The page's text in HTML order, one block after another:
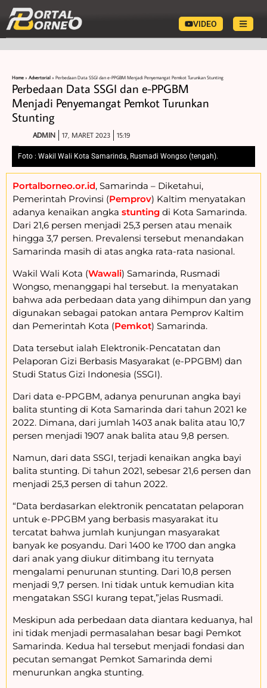
VIDEO
Home » Advertorial » Perbedaan Data SSGI dan e-PPGBM Menjadi Penyemangat Pemkot Turunkan Stunting
Perbedaan Data SSGI dan e-PPGBM
Menjadi Penyemangat Pemkot Turunkan
Stunting
ADMIN 17, MARET 2023 15:19
Foto : Wakil Wali Kota Samarinda, Rusmadi Wongso (tengah).
Portalborneo.or.id, Samarinda – Diketahui,
Pemerintah Provinsi (Pemprov) Kaltim menyatakan
adanya kenaikan angka stunting di Kota Samarinda.
Dari 21,6 persen menjadi 25,3 persen atau menaik
hingga 3,7 persen. Prevalensi tersebut menandakan
Samarinda masih di atas angka rata-rata nasional.
Wakil Wali Kota (Wawali) Samarinda, Rusmadi
Wongso, menanggapi hal tersebut. Ia menyatakan
bahwa ada perbedaan data yang dihimpun dan yang
digunakan sebagai patokan antara Pemprov Kaltim
dan Pemerintah Kota (Pemkot) Samarinda.
Data tersebut ialah Elektronik-Pencatatan dan
Pelaporan Gizi Berbasis Masyarakat (e-PPGBM) dan
Studi Status Gizi Indonesia (SSGI).
Dari data e-PPGBM, adanya penurunan angka bayi
balita stunting di Kota Samarinda dari tahun 2021 ke
2022. Dimana, dari jumlah 1403 anak balita atau 10,7
persen menjadi 1907 anak balita atau 9,8 persen.
Namun, dari data SSGI, terjadi kenaikan angka bayi
balita stunting. Di tahun 2021, sebesar 21,6 persen dan
menjadi 25,3 persen di tahun 2022.
“Data berdasarkan elektronik pencatatan pelaporan
untuk e-PPGBM yang berbasis masyarakat itu
tercatat bahwa jumlah kunjungan masyarakat
banyak ke posyandu. Dari 1400 ke 1700 dan angka
dari anak yang diukur ditimbang itu ternyata
mengalami penurunan stunting. Dari 10,8 persen
menjadi 9,7 persen. Ini tidak untuk kemudian kita
mengatakan SSGI kurang tepat,”jelas Rusmadi.
Meskipun ada perbedaan data diantara keduanya, hal
ini tidak menjadi permasalahan besar bagi Pemkot
Samarinda. Kedua hal tersebut menjadi fondasi dan
pecutan semangat Pemkot Samarinda demi
menurunkan angka stunting.